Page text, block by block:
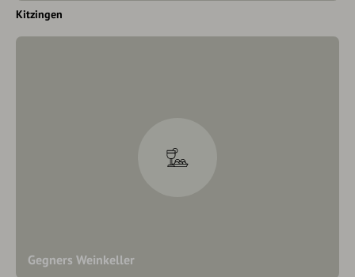
Kitzingen
Gegners Weinkeller